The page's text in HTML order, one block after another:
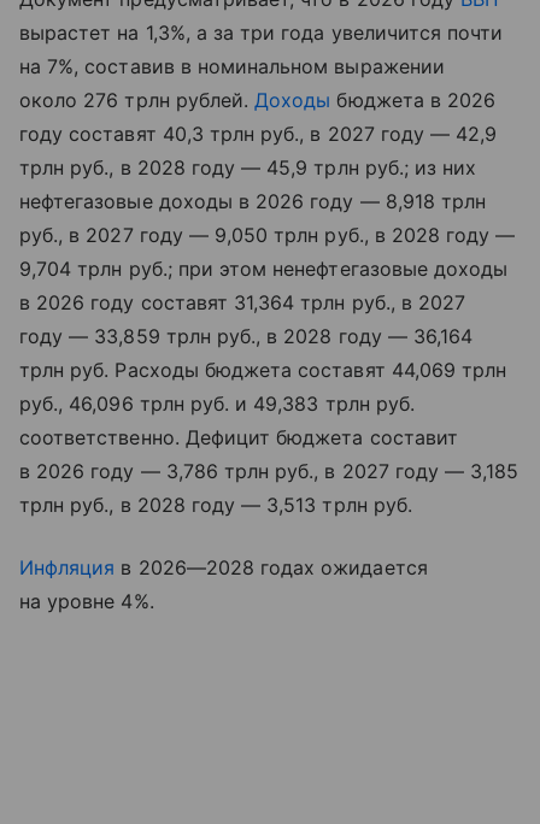
вырастет на 1,3%, а за три года увеличится почти
на 7%, составив в номинальном выражении
около 276 трлн рублей. Доходы бюджета в 2026
году составят 40,3 трлн руб., в 2027 году — 42,9
трлн руб., в 2028 году — 45,9 трлн руб.; из них
нефтегазовые доходы в 2026 году — 8,918 трлн
руб., в 2027 году — 9,050 трлн руб., в 2028 году —
9,704 трлн руб.; при этом ненефтегазовые доходы
в 2026 году составят 31,364 трлн руб., в 2027
году — 33,859 трлн руб., в 2028 году — 36,164
трлн руб. Расходы бюджета составят 44,069 трлн
руб., 46,096 трлн руб. и 49,383 трлн руб.
соответственно. Дефицит бюджета составит
в 2026 году — 3,786 трлн руб., в 2027 году — 3,185
трлн руб., в 2028 году — 3,513 трлн руб.
Инфляция в 2026—2028 годах ожидается
на уровне 4%.